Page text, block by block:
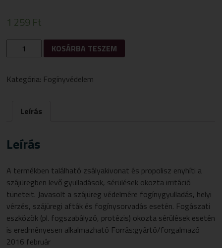
1 259 Ft
BIOEEL
SALPROGEL
PROPOLISZTARTALMÚ
MENNYISÉG
KOSÁRBA TESZEM
Kategória: Fogínyvédelem
Leírás
Leírás
A termékben található zsályakivonat és propolisz enyhíti a
szájüregben levő gyulladások, sérülések okozta irritáció
tüneteit. Javasolt a szájüreg védelmére fogínygyulladás, helyi
vérzés, szájüregi afták és fogínysorvadás esetén. Fogászati
eszközök (pl. fogszabályzó, protézis) okozta sérülések esetén
is eredményesen alkalmazható Forrás:gyártó/forgalmazó
2016 február